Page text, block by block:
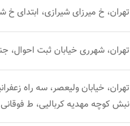
تهران، خ میرزای شیرازی، ابتدای
تهران، شهرری خیابان ثبت احوال،
تهران، خیابان ولیعصر، سه راه
نبش کوچه مهدیه کربالیی، ط فوقانی